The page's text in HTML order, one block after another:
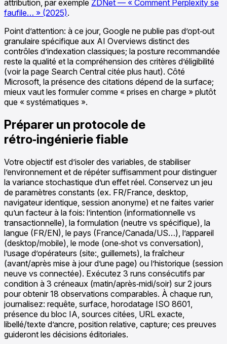
attribution, par exemple ZDNet — « Comment Perplexity se
faufile… » (2025).
Point d’attention: à ce jour, Google ne publie pas d’opt‑out
granulaire spécifique aux AI Overviews distinct des
contrôles d’indexation classiques; la posture recommandée
reste la qualité et la compréhension des critères d’éligibilité
(voir la page Search Central citée plus haut). Côté
Microsoft, la présence des citations dépend de la surface;
mieux vaut les formuler comme « prises en charge » plutôt
que « systématiques ».
Préparer un protocole de
rétro‑ingénierie fiable
Votre objectif est d’isoler des variables, de stabiliser
l’environnement et de répéter suffisamment pour distinguer
la variance stochastique d’un effet réel. Conservez un jeu
de paramètres constants (ex. FR/France, desktop,
navigateur identique, session anonyme) et ne faites varier
qu’un facteur à la fois: l’intention (informationnelle vs
transactionnelle), la formulation (neutre vs spécifique), la
langue (FR/EN), le pays (France/Canada/US…), l’appareil
(desktop/mobile), le mode (one‑shot vs conversation),
l’usage d’opérateurs (site:, guillemets), la fraîcheur
(avant/après mise à jour d’une page) ou l’historique (session
neuve vs connectée). Exécutez 3 runs consécutifs par
condition à 3 créneaux (matin/après‑midi/soir) sur 2 jours
pour obtenir 18 observations comparables. À chaque run,
journalisez: requête, surface, horodatage ISO 8601,
présence du bloc IA, sources citées, URL exacte,
libellé/texte d’ancre, position relative, capture; ces preuves
guideront les décisions éditoriales.